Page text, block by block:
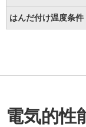
はんだ付け温度条件
電気的性